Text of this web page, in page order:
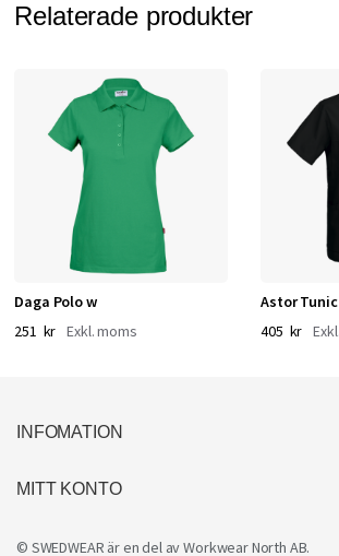
Relaterade produkter
Daga Polo w
251 kr
Astor Tunic
405 kr
INFOMATION
MITT KONTO
© SWEDWEAR är en del avWorkwear North AB.